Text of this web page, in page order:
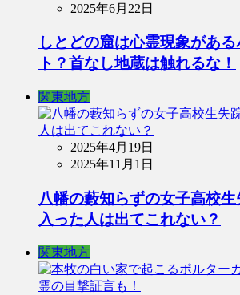
2025年6月22日
しとどの窟は心霊現象があ
ト？首なし地蔵は触れるな！
関東地方
2025年4月19日
2025年11月1日
八幡の藪知らずの女子高校生
入った人は出てこれない？
関東地方